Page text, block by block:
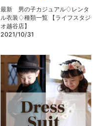
最新 男の子カジュアル♢レンタ
ル衣装♢種類一覧 【ライフスタジ
オ越谷店】
2021/10/31